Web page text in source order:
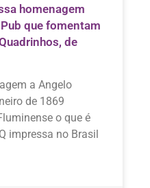
homenagem
que fomentam
de
a Angelo
de 1869
o que é
impressa no Brasil